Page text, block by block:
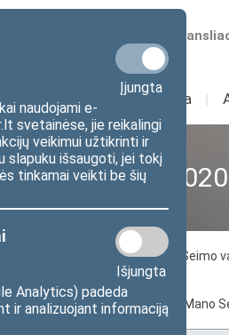
Įjungta
naudojami e-
svetainėse, jie reikalingi
veikimui užtikrinti ir
slapuku išsaugoti, jei tokį
tinkamai veikti be šių
Išjungta
Analytics) padeda
ir analizuojant informaciją
Numatomos
Sudėtis Veikla I
Seimo Pirmininkas Seimo
ryšių grupės
Pagal apygardas Mano